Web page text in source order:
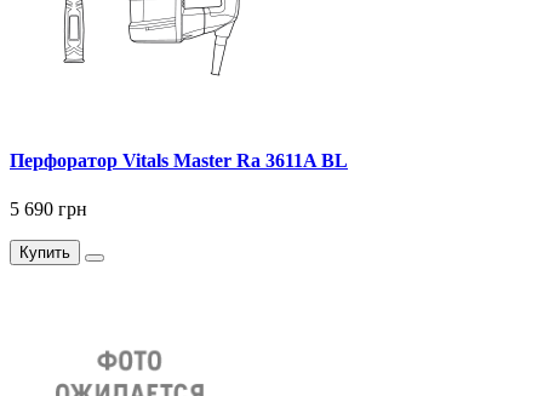
Перфоратор Vitals Master Ra 3611A BL
5 690 грн
Купить